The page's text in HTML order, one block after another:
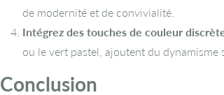
de modernité et de convivialité.
Intégrez des touches de couleur
ou le vert pastel, ajoutent du dynamisme
Conclusion